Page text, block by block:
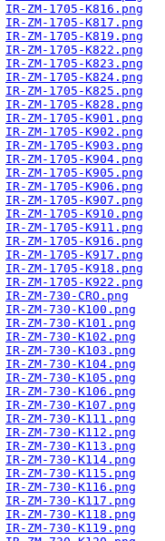
IR-ZM-1705-K816.png
IR-ZM-1705-K817.png
IR-ZM-1705-K819.png
IR-ZM-1705-K822.png
IR-ZM-1705-K823.png
IR-ZM-1705-K824.png
IR-ZM-1705-K825.png
IR-ZM-1705-K828.png
IR-ZM-1705-K901.png
IR-ZM-1705-K902.png
IR-ZM-1705-K903.png
IR-ZM-1705-K904.png
IR-ZM-1705-K905.png
IR-ZM-1705-K906.png
IR-ZM-1705-K907.png
IR-ZM-1705-K910.png
IR-ZM-1705-K911.png
IR-ZM-1705-K916.png
IR-ZM-1705-K917.png
IR-ZM-1705-K918.png
IR-ZM-1705-K922.png
IR-ZM-730-CRO.png
IR-ZM-730-K100.png
IR-ZM-730-K101.png
IR-ZM-730-K102.png
IR-ZM-730-K103.png
IR-ZM-730-K104.png
IR-ZM-730-K105.png
IR-ZM-730-K106.png
IR-ZM-730-K107.png
IR-ZM-730-K111.png
IR-ZM-730-K112.png
IR-ZM-730-K113.png
IR-ZM-730-K114.png
IR-ZM-730-K115.png
IR-ZM-730-K116.png
IR-ZM-730-K117.png
IR-ZM-730-K118.png
IR-ZM-730-K119.png